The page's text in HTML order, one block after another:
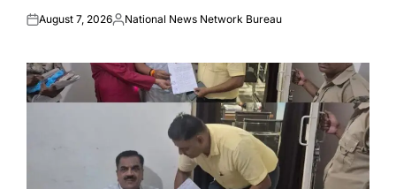
Posted
August 7, 2026Posted
National News Network Bureau